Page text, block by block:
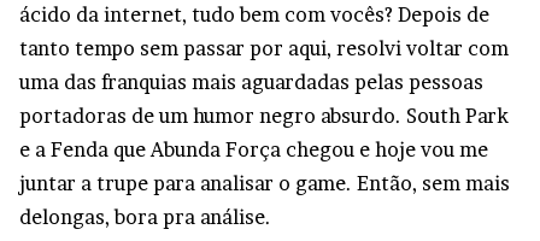
ácido da internet, tudo bem com vocês? Depois de
tanto tempo sem passar por aqui, resolvi voltar com
uma das franquias mais aguardadas pelas pessoas
portadoras de um humor negro absurdo. South Park
e a Fenda que Abunda Força chegou e hoje vou me
juntar a trupe para analisar o game. Então, sem mais
delongas, bora pra análise.